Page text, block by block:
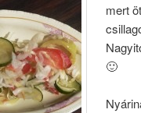
mert
🙂